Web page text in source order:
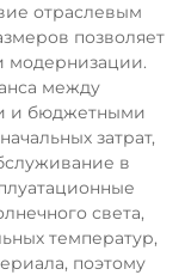
отраслевым
позволяет
модернизации.
между
и бюджетными
затрат,
в
света,
температур,
поэтому